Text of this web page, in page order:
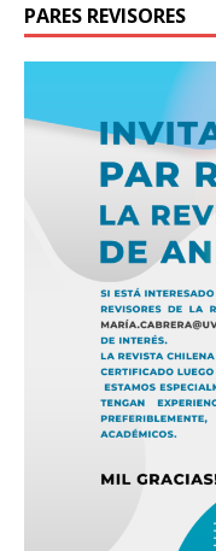
PARES REVISORES